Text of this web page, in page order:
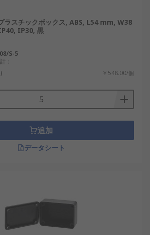
ラスチックボックス, ABS, L54 mm, W38
IP30, 黒
S-5
：
￥548.00/個
追加
データシート